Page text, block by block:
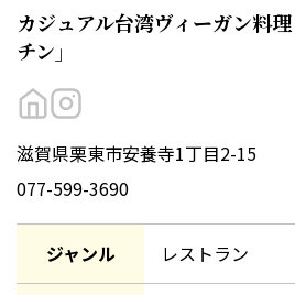
カジュアル台湾ヴィーガン料
チン」
滋賀県栗東市安養寺1丁目2-15
077-599-3690
ジャンル レストラン